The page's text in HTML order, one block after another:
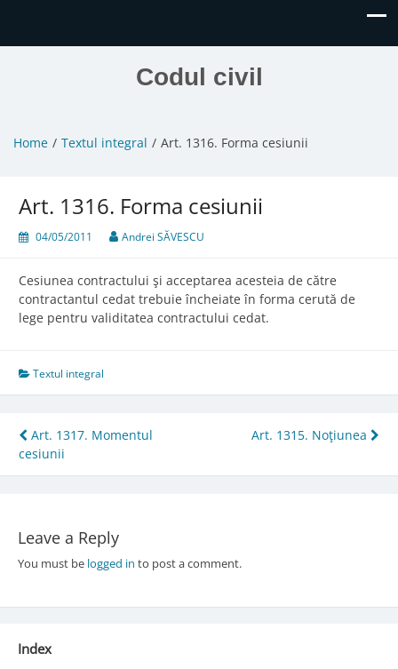
Codul civil
Home Textul integral Art. 1316. Forma cesiunii
Art. 1316. Forma cesiunii
04/05/2011 Andrei SĂVESCU
Cesiunea contractului şi acceptarea acesteia de către
contractantul cedat trebuie încheiate în forma cerută de
lege pentru validitatea contractului cedat.
Textul integral
Post
navigation
Art. 1317. Momentul
cesiunii
Art. 1315. Noţiunea
Leave a Reply
You must be logged in to post a comment.
Index